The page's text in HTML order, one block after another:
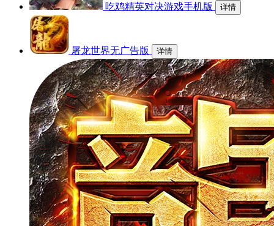
吃鸡精英对决游戏手机版 详情
屠龙世界无广告版 详情